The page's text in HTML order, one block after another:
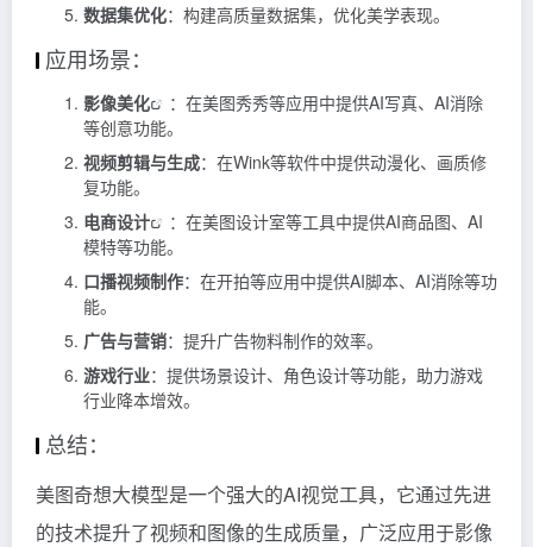
数据集优化：构建高质量数据集，优化美学表现。
应用场景：
影像美化
：在美图秀秀等应用中提供AI写真、AI消除
等创意功能。
视频剪辑与生成：在Wink等软件中提供动漫化、画质修
复功能。
电商设计
：在美图设计室等工具中提供AI商品图、AI
模特等功能。
口播视频制作：在开拍等应用中提供AI脚本、AI消除等功
能。
广告与营销：提升广告物料制作的效率。
游戏行业：提供场景设计、角色设计等功能，助力游戏
行业降本增效。
总结：
美图奇想大模型是一个强大的AI视觉工具，它通过先进
的技术提升了视频和图像的生成质量，广泛应用于影像